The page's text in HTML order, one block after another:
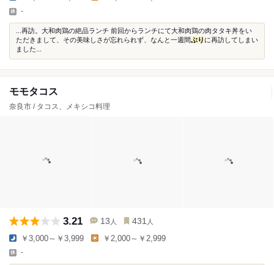
-
...再訪。大和肉鶏の絶品ランチ 前回からランチにて大和肉鶏の肉タタキ丼をい
ただきまして、その美味しさが忘れられず、なんと一週間ぶり に再訪してしまい
ました...
モモタコス
奈良市 / タコス、メキシコ料理
3.21 13 人 431 人
￥3,000～￥3,999 ￥2,000～￥2,999
-